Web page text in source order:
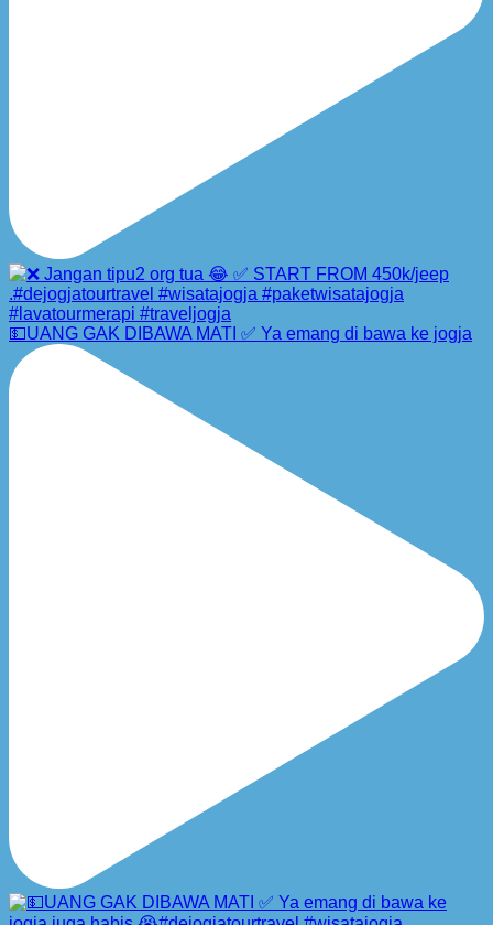
💵UANG GAK DIBAWA MATI ✅ Ya emang di bawa ke jogja